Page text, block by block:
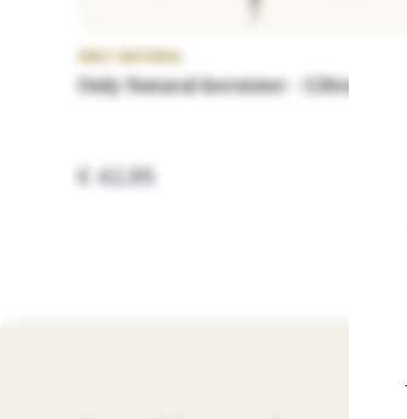
Only Natural kerstster - 120cm
€ 42,95